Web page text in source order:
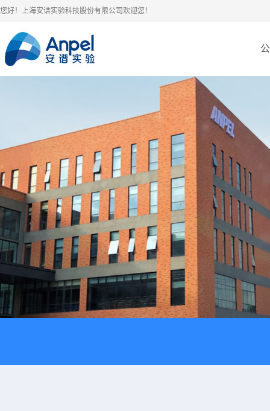
您好！上海安谱实验科技股份有限公司欢迎您！